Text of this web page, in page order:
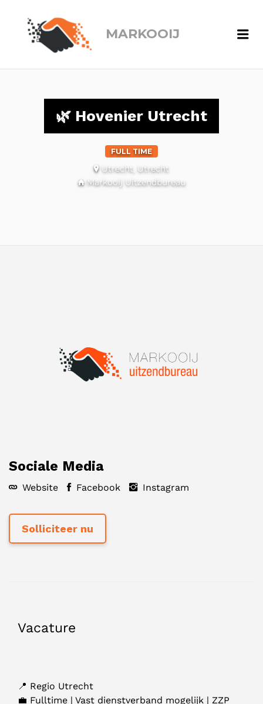
MARKOOIJ
🌿 Hovenier Utrecht
FULL TIME
Utrecht, Utrecht
Markooij Uitzendbureau
Sociale Media
Website Facebook Instagram
Vacature
📍 Regio Utrecht
💼 Fulltime | Vast dienstverband mogelijk | ZZP